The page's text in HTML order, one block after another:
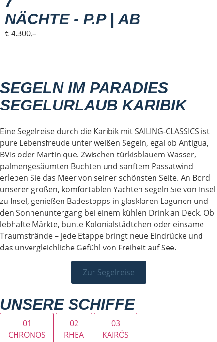
NÄCHTE - P.P | AB
€ 4.300,–
SEGELN IM PARADIES
SEGELURLAUB KARIBIK
Eine Segelreise durch die Karibik mit SAILING-CLASSICS ist
pure Lebensfreude unter weißen Segeln, egal ob Antigua,
BVIs oder Martinique. Zwischen türkisblauem Wasser,
palmengesäumten Buchten und sanftem Passatwind
erleben Sie das Meer von seiner schönsten Seite. An Bord
unserer großen, komfortablen Yachten segeln Sie von Insel
zu Insel, genießen Badestopps in glasklaren Lagunen und
den Sonnenuntergang bei einem kühlen Drink an Deck. Ob
lebhafte Märkte, bunte Kolonialstädtchen oder einsame
Traumstrände – jede Etappe bringt neue Eindrücke und
das unvergleichliche Gefühl von Freiheit auf See.
Zur Segelreise
UNSERE SCHIFFE
01
CHRONOS
02
RHEA
03
KAIRÓS